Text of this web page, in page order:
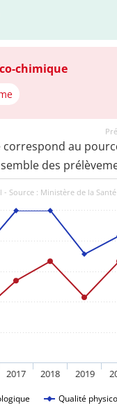
chimique
correspond au
des
Source : Ministère de la Santé
Qualité
2017 2018 2019